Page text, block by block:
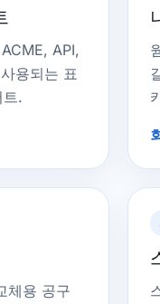
API,
용되는 표
.
체용 공구